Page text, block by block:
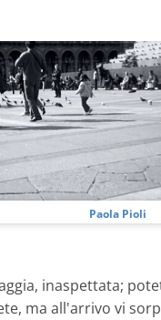
Paola Pioli
inaspettata;
ma all'arrivo vi